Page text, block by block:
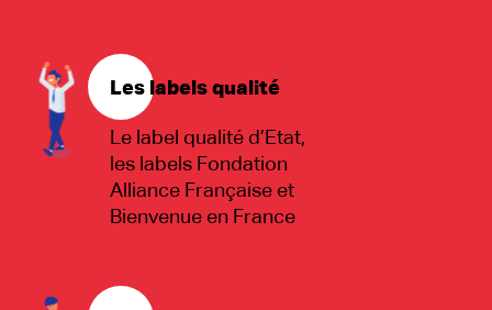
Les labels qualité
Le label qualité d’Etat,
les labels Fondation
Alliance Française et
Bienvenue en France